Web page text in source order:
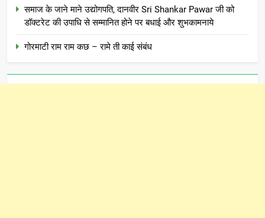
समाज के जाने माने उद्योगपति, दानवीर Sri Shankar Pawar जी को
डॉक्टरेट की उपाधि से सम्मानित होने पर बधाई और शुभकामनाये
गोरमाटी राम राम कछ – रामे ती काई संबंध